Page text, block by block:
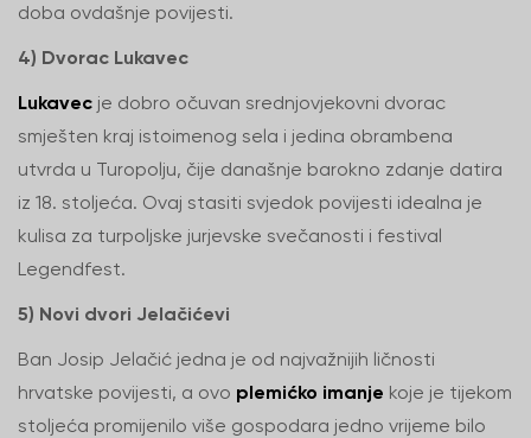
doba ovdašnje povijesti.
4) Dvorac Lukavec
Lukavec je dobro očuvan srednjovjekovni dvorac
smješten kraj istoimenog sela i jedina obrambena
utvrda u Turopolju, čije današnje barokno zdanje datira
iz 18. stoljeća. Ovaj stasiti svjedok povijesti idealna je
kulisa za turpoljske jurjevske svečanosti i festival
Legendfest.
5) Novi dvori Jelačićevi
Ban Josip Jelačić jedna je od najvažnijih ličnosti
hrvatske povijesti, a ovo plemićko imanje koje je tijekom
stoljeća promijenilo više gospodara jedno vrijeme bilo